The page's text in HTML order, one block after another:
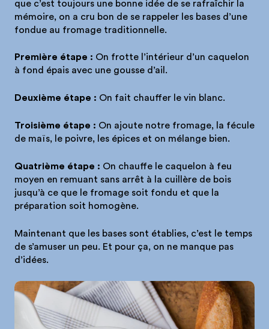
que c’est toujours une bonne idée de se rafraîchir la
mémoire, on a cru bon de se rappeler les bases d’une
fondue au fromage traditionnelle.
Première étape : On frotte l’intérieur d’un caquelon
à fond épais avec une gousse d’ail.
Deuxième étape : On fait chauffer le vin blanc.
Troisième étape : On ajoute notre fromage, la fécule
de maïs, le poivre, les épices et on mélange bien.
Quatrième étape : On chauffe le caquelon à feu
moyen en remuant sans arrêt à la cuillère de bois
jusqu’à ce que le fromage soit fondu et que la
préparation soit homogène.
Maintenant que les bases sont établies, c’est le temps
de s’amuser un peu. Et pour ça, on ne manque pas
d’idées.